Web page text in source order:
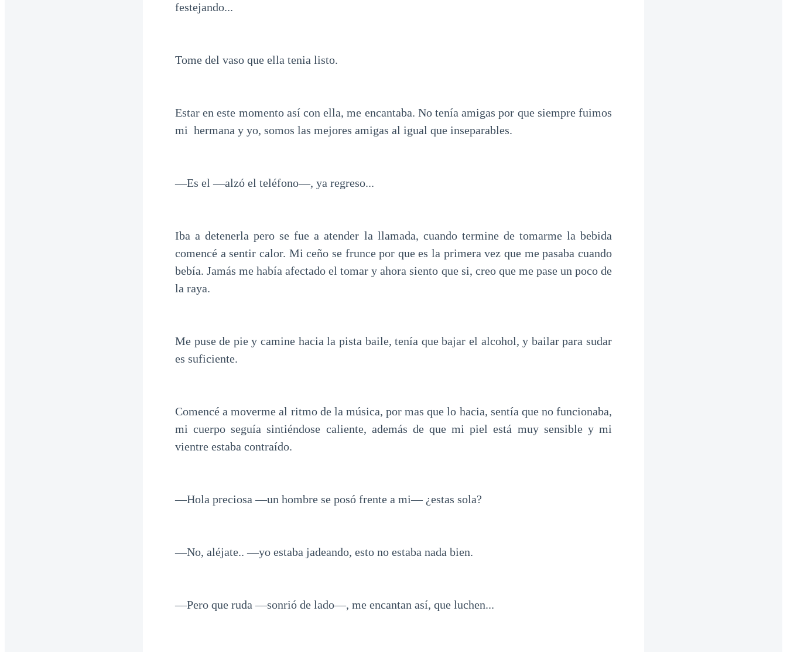
festejando...
Tome del vaso que ella tenia listo.
Estar en este momento así con ella, me encantaba. No tenía amigas por que siempre fuimos
mi hermana y yo, somos las mejores amigas al igual que inseparables.
—Es el —alzó el teléfono—, ya regreso...
Iba a detenerla pero se fue a atender la llamada, cuando termine de tomarme la bebida
comencé a sentir calor. Mi ceño se frunce por que es la primera vez que me pasaba cuando
bebía. Jamás me había afectado el tomar y ahora siento que si, creo que me pase un poco de
la raya.
Me puse de pie y camine hacia la pista baile, tenía que bajar el alcohol, y bailar para sudar
es suficiente.
Comencé a moverme al ritmo de la música, por mas que lo hacia, sentía que no funcionaba,
mi cuerpo seguía sintiéndose caliente, además de que mi piel está muy sensible y mi
vientre estaba contraído.
—Hola preciosa —un hombre se posó frente a mi— ¿estas sola?
—No, aléjate.. —yo estaba jadeando, esto no estaba nada bien.
—Pero que ruda —sonrió de lado—, me encantan así, que luchen...